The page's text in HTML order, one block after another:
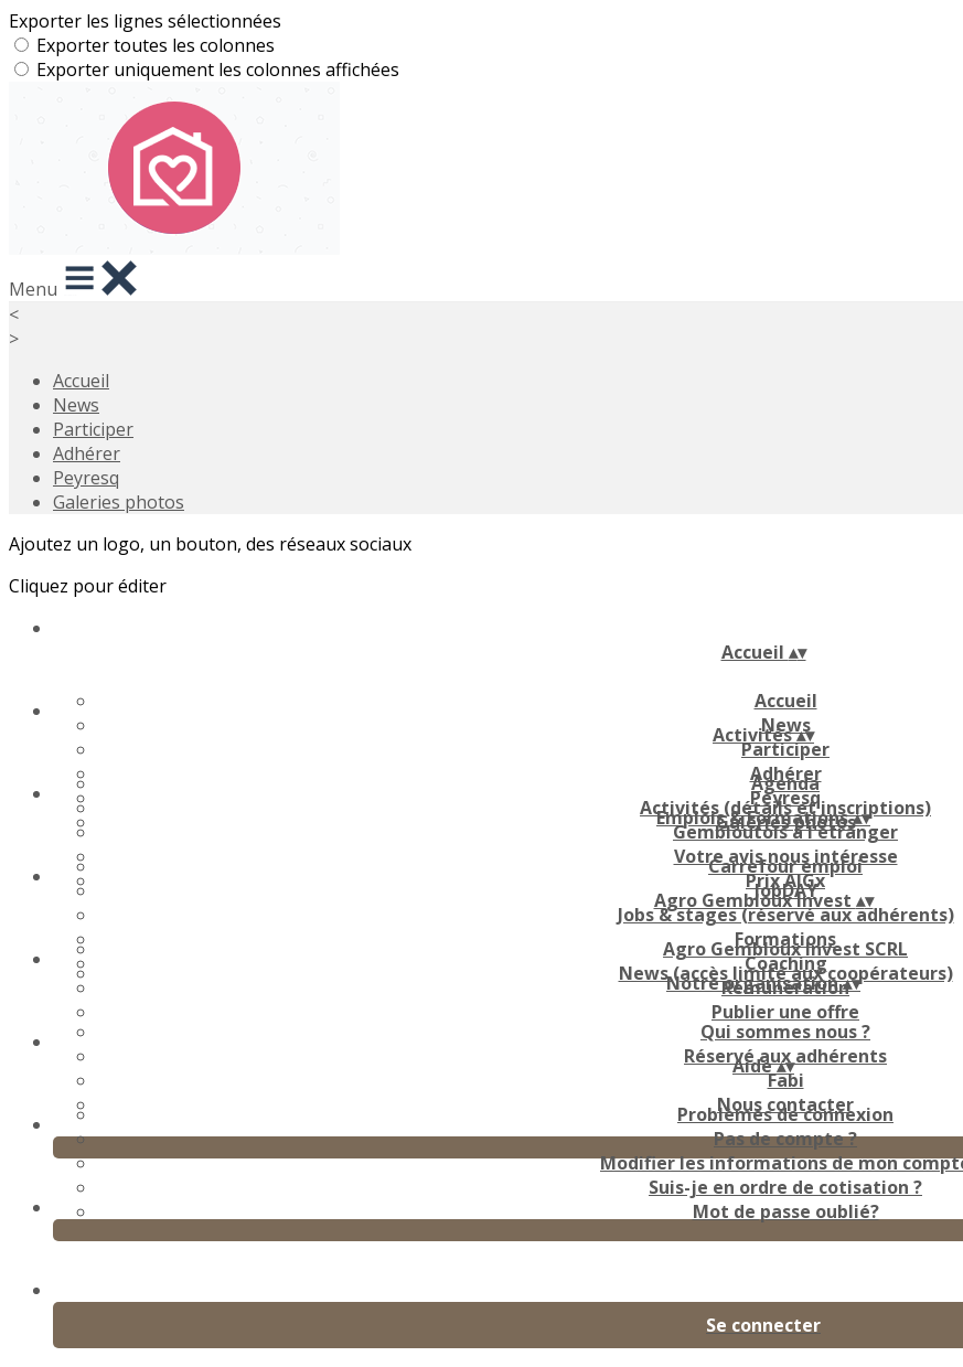
Exporter les lignes sélectionnées
Exporter toutes les colonnes
Exporter uniquement les colonnes affichées
Menu
<
>
Accueil
News
Participer
Adhérer
Peyresq
Galeries photos
Ajoutez un logo, un bouton, des réseaux sociaux
Cliquez pour éditer
Accueil ▴▾
Accueil
News
Participer
Adhérer
Peyresq
Galeries photos
Activités▴▾
Agenda
Activités (détails et inscriptions)
Gembloutois à l'étranger
Votre avis nous intéresse
Prix AIGx
Emplois & Formations▴▾
Carrefour emploi
JobDAY
Jobs & stages (réservé aux adhérents)
Formations
Coaching
Rémunération
Publier une offre
Agro Gembloux Invest ▴▾
Agro Gembloux Invest SCRL
News (accès limité aux coopérateurs)
Notre organisation▴▾
Qui sommes nous ?
Réservé aux adhérents
Fabi
Nous contacter
Aide▴▾
Problèmes de connexion
Pas de compte ?
Modifier les informations de mon
Suis-je en ordre de cotisation ?
Mot de passe oublié?
Se connecter